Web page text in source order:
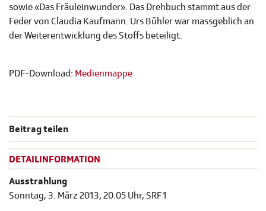
sowie «Das Fräuleinwunder». Das Drehbuch stammt aus der
Feder von Claudia Kaufmann. Urs Bühler war massgeblich an
der Weiterentwicklung des Stoffs beteiligt.
PDF-Download: Medienmappe
Beitrag teilen
DETAILINFORMATION
Ausstrahlung
Sonntag, 3. März 2013, 20.05 Uhr, SRF 1